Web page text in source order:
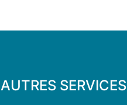
AUTRES SERVICES